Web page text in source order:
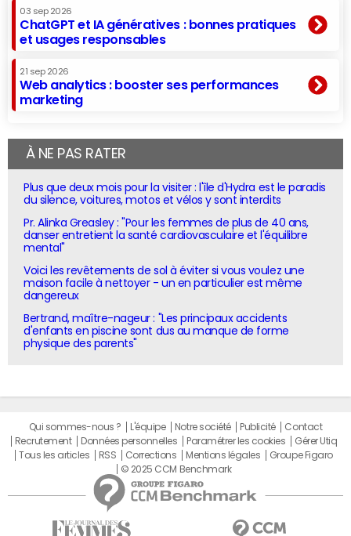
03 sep 2026
ChatGPT et IA génératives : bonnes pratiques
et usages responsables
21 sep 2026
Web analytics : booster ses performances
marketing
À NE PAS RATER
Plus que deux mois pour la visiter : l'île d'Hydra est le paradis
du silence, voitures, motos et vélos y sont interdits
Pr. Alinka Greasley : "Pour les femmes de plus de 40 ans,
danser entretient la santé cardiovasculaire et l'équilibre
mental"
Voici les revêtements de sol à éviter si vous voulez une
maison facile à nettoyer - un en particulier est même
dangereux
Bertrand, maître-nageur : "Les principaux accidents
d'enfants en piscine sont dus au manque de forme
physique des parents"
Qui sommes-nous ? L'équipe Notre société Publicité
Contact
Recrutement
Données personnelles Paramétrer les cookies
Gérer Utiq
Tous les articles
RSS Corrections Mentions légales
Groupe Figaro
© 2025 CCM Benchmark